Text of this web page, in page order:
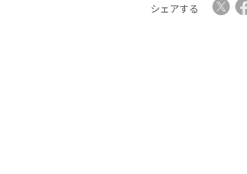
シェアする